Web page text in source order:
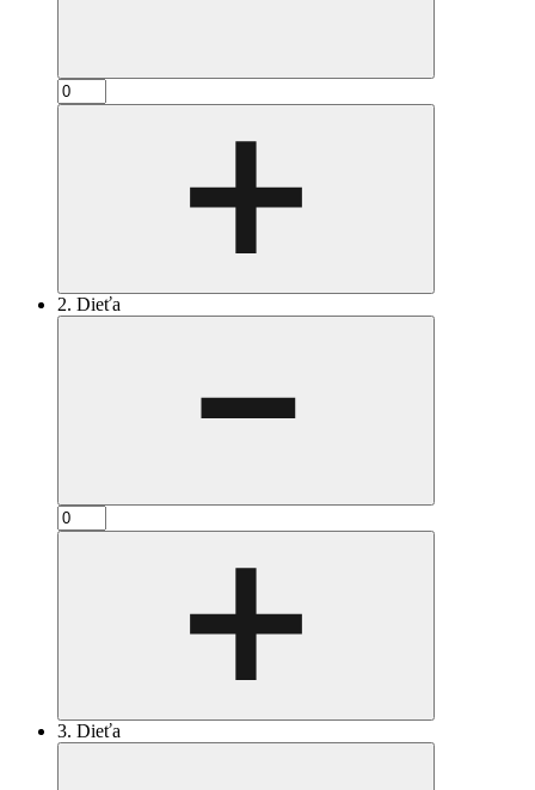
2. Dieťa
3. Dieťa